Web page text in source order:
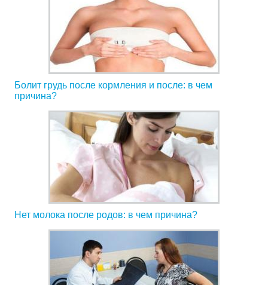
Болит грудь после кормления и после: в чем
причина?
Нет молока после родов: в чем причина?